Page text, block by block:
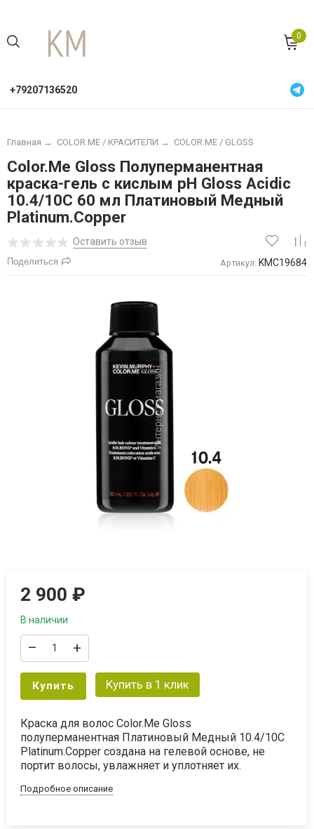
0
+79207136520
Главная → COLOR.ME / КРАСИТЕЛИ → COLOR.ME / GLOSS
Color.Me Gloss Полуперманентная
краска-гель c кислым pH Gloss Acidic
10.4/10С 60 мл Платиновый Медный
Platinum.Copper
Оставить отзыв
Поделиться Артикул: KMC19684
2 900₽
В наличии
– +
Купить Купить в 1 клик
Краска для волос Color.Me Gloss
полуперманентная Платиновый Медный 10.4/10С
Platinum.Copper создана на гелевой основе, не
портит волосы, увлажняет и уплотняет их.
Подробное описание